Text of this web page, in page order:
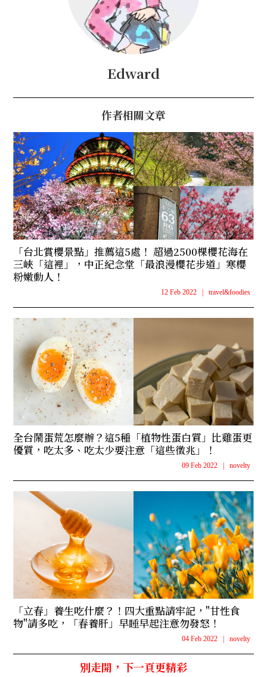
Edward
作者相關文章
「台北賞櫻景點」推薦這5處！ 超過2500棵櫻花海在
三峽「這裡」，中正紀念堂「最浪漫櫻花步道」寒櫻
粉嫩動人！
12 Feb 2022 | travel&foodies
全台鬧蛋荒怎麼辦？這5種「植物性蛋白質」比雞蛋更
優質，吃太多、吃太少要注意「這些徵兆」！
09 Feb 2022 | novelty
「立春」養生吃什麼？！四大重點請牢記，"甘性食
物"請多吃，「春養肝」早睡早起注意勿發怒！
04 Feb 2022 | novelty
別走開，下一頁更精彩